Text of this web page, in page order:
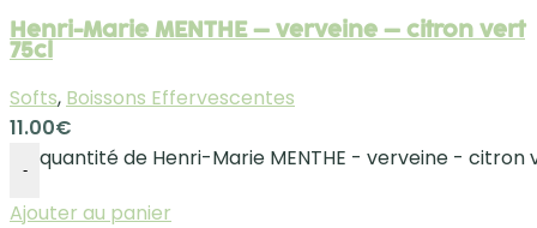
Henri-Marie MENTHE – verveine – citron vert
75cl
Softs, Boissons Effervescentes
11.00€
-
quantité de Henri-Marie MENTHE - verveine - citron
Ajouter au panier